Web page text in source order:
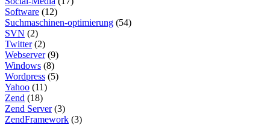
Software (12)
Suchmaschinen-optimierung (54)
SVN (2)
Twitter(2)
Webserver(9)
Windows (8)
Wordpress (5)
Yahoo (11)
Zend (18)
Zend Server(3)
ZendFramework (3)